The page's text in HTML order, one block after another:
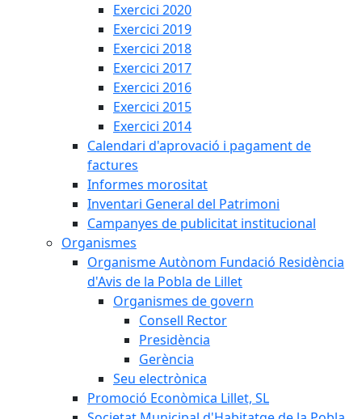
Exercici 2020
Exercici 2019
Exercici 2018
Exercici 2017
Exercici 2016
Exercici 2015
Exercici 2014
Calendari d'aprovació i pagament de
factures
Informes morositat
Inventari General del Patrimoni
Campanyes de publicitat institucional
Organismes
Organisme Autònom Fundació Residència
d'Avis de la Pobla de Lillet
Organismes de govern
Consell Rector
Presidència
Gerència
Seu electrònica
Promoció Econòmica Lillet, SL